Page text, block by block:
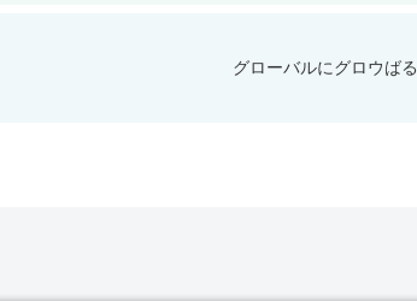
グローバルにグロウばる